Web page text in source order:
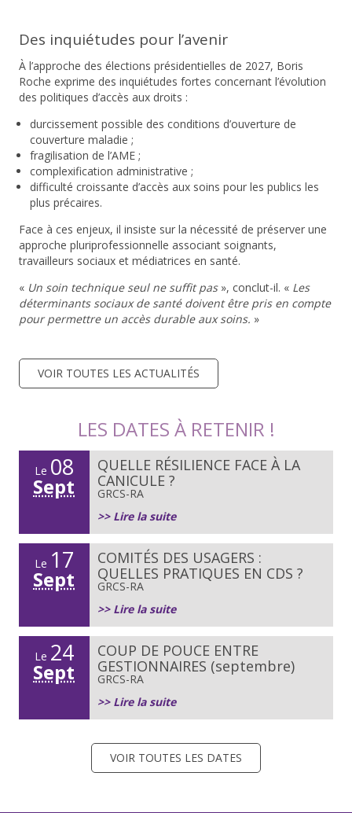
Des inquiétudes pour l’avenir
À l’approche des élections présidentielles de 2027, Boris
Roche exprime des inquiétudes fortes concernant l’évolution
des politiques d’accès aux droits :
durcissement possible des conditions d’ouverture de
couverture maladie ;
fragilisation de l’AME ;
complexification administrative ;
difficulté croissante d’accès aux soins pour les publics les
plus précaires.
Face à ces enjeux, il insiste sur la nécessité de préserver une
approche pluriprofessionnelle associant soignants,
travailleurs sociaux et médiatrices en santé.
« Un soin technique seul ne suffit pas », conclut-il. « Les
déterminants sociaux de santé doivent être pris en compte
pour permettre un accès durable aux soins. »
VOIR TOUTES LES ACTUALITÉS
LES DATES À RETENIR !
Le 08
Sept
QUELLE RÉSILIENCE FACE À LA
CANICULE ?
GRCS-RA
>> Lire la suite
Le 17
Sept
COMITÉS DES USAGERS :
QUELLES PRATIQUES EN CDS ?
GRCS-RA
>> Lire la suite
Le 24
Sept
COUP DE POUCE ENTRE
GESTIONNAIRES (septembre)
GRCS-RA
>> Lire la suite
VOIR TOUTES LES DATES